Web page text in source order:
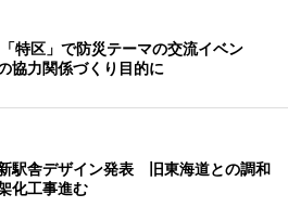
特区」で防災テーマの交流イベン
協力関係づくり目的に
駅舎デザイン発表 旧東海道との調和
化工事進む